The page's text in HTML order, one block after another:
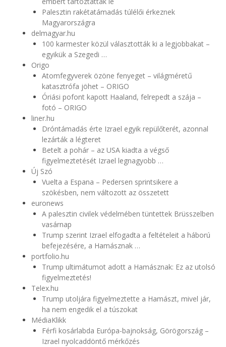
Palesztin rakétatámadás túlélői érkeznek
Magyarországra
delmagyar.hu
100 karmester közül választották ki a legjobbakat –
egyikük a Szegedi …
Origo
Atomfegyverek özöne fenyeget – világméretű
katasztrófa jöhet – ORIGO
Óriási pofont kapott Haaland, felrepedt a szája –
fotó – ORIGO
liner.hu
Dróntámadás érte Izrael egyik repülőterét, azonnal
lezárták a légteret
Betelt a pohár – az USA kiadta a végső
figyelmeztetését Izrael legnagyobb …
Új Szó
Vuelta a Espana – Pedersen sprintsikere a
szökésben, nem változott az összetett
euronews
A palesztin civilek védelmében tüntettek Brüsszelben
vasárnap
Trump szerint Izrael elfogadta a feltételeit a háború
befejezésére, a Hamásznak …
portfolio.hu
Trump ultimátumot adott a Hamásznak: Ez az utolsó
figyelmeztetés!
Telex.hu
Trump utoljára figyelmeztette a Hamászt, mivel jár,
ha nem engedik el a túszokat
MédiaKlikk
Férfi kosárlabda Európa-bajnokság, Görögország –
Izrael nyolcaddöntő mérkőzés